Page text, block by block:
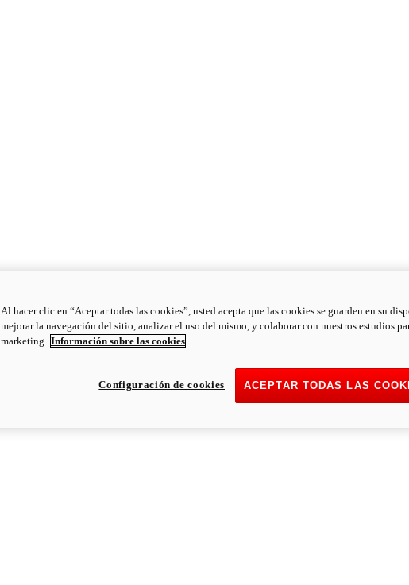
Al hacer clic en “Aceptar todas las cookies”, usted acepta que las cookies se guarden en su
mejorar la navegación del sitio, analizar el uso del mismo, y colaborar con nuestros estudios
marketing. Información sobre las cookies
ACEPTAR TODAS LAS
Configuración de cookies